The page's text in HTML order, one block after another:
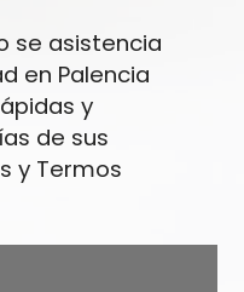
se asistencia
en Palencia
y
de sus
y Termos